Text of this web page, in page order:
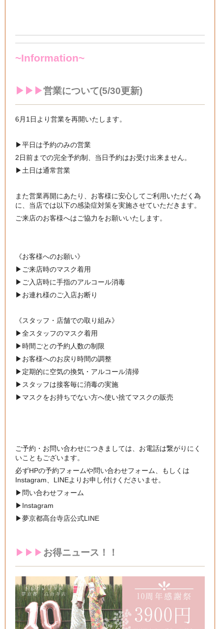
~Information~
▶︎▶︎▶︎営業について(5/30更新)
6月1日より営業を再開いたします。
▶︎平日は予約のみの営業
2日前までの完全予約制、当日予約はお受け出来ません。
▶︎土日は通常営業
また営業再開にあたり、お客様に安心してご利用いただく為
に、当店では以下の感染症対策を実施させていただきます。
ご来店のお客様へはご協力をお願いいたします。
《お客様へのお願い》
▶︎ ご来店時のマスク着用
▶︎ ご入店時に手指のアルコール消毒
▶︎ お連れ様のご入店お断り
《スタッフ・店舗での取り組み》
▶︎全スタッフのマスク着用
▶︎時間ごとの予約人数の制限
▶︎ お客様へのお戻り時間の調整
▶︎ 定期的に空気の換気・アルコール清掃
▶︎ スタッフは接客毎に消毒の実施
▶︎ マスクをお持ちでない方へ使い捨てマスクの販売
ご予約・お問い合わせにつきましては、お電話は繋がりにく
いこともございます。
必ずHPの予約フォームや問い合わせフォーム、もしくは
Instagram、LINEよりお申し付けくださいませ。
▶︎問い合わせフォーム
▶︎ Instagram
▶︎夢京都高台寺店公式LINE
▶︎▶︎▶︎ お得ニュース！！